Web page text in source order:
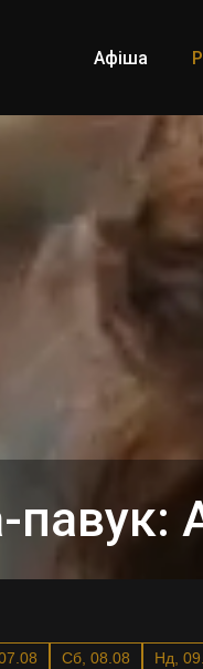
Афіша
07.08 Сб, 08.08 Нд,